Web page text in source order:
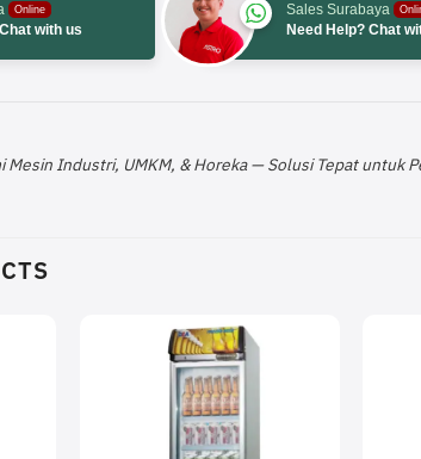
Online
with us
Sales Surabaya
Need Help? Chat
Industri, UMKM, & Horeka — Solusi Tepat untuk